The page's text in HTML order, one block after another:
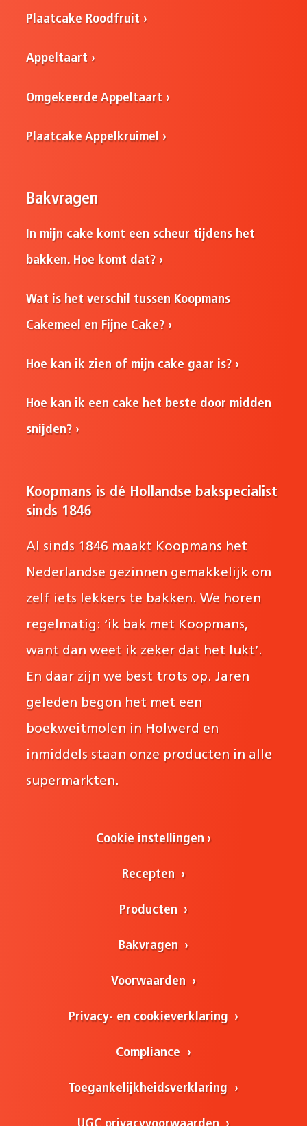
Plaatcake Roodfruit
Appeltaart
Omgekeerde Appeltaart
Plaatcake Appelkruimel
Bakvragen
In mijn cake komt een scheur tijdens het
bakken. Hoe komt dat?
Wat is het verschil tussen Koopmans
Cakemeel en Fijne Cake?
Hoe kan ik zien of mijn cake gaar is?
Hoe kan ik een cake het beste door midden
snijden?
Koopmans is dé Hollandse bakspecialist
sinds 1846
Al sinds 1846 maakt Koopmans het
Nederlandse gezinnen gemakkelijk om
zelf iets lekkers te bakken. We horen
regelmatig: ‘ik bak met Koopmans,
want dan weet ik zeker dat het lukt’.
En daar zijn we best trots op. Jaren
geleden begon het met een
boekweitmolen in Holwerd en
inmiddels staan onze producten in alle
supermarkten.
Cookie instellingen
Recepten
Producten
Bakvragen
Voorwaarden
Privacy- en cookieverklaring
Compliance
Toegankelijkheidsverklaring